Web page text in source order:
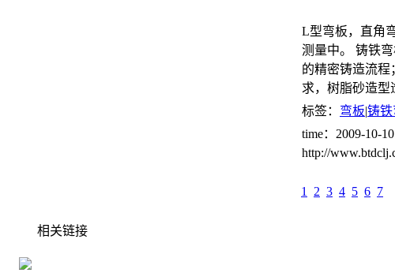
L型弯板，直角
测量中。 铸铁
的精密铸造流
求，树脂砂造型
标签： 弯板|铸铁
time：2009-10-
http://
1 2 3 4 5 6 7
相关链接